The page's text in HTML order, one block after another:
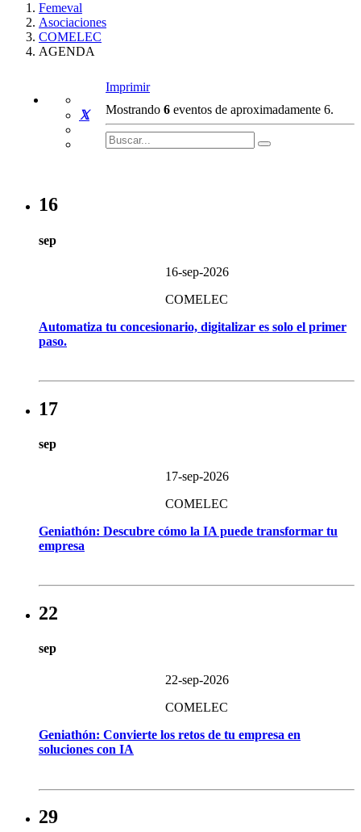
Femeval
Asociaciones
COMELEC
AGENDA
Imprimir
Mostrando 6 eventos de aproximadamente 6.
16
sep
16-sep-2026
COMELEC
Automatiza tu concesionario, digitalizar es solo el primer
paso.
17
sep
17-sep-2026
COMELEC
Geniathón: Descubre cómo la IA puede transformar tu
empresa
22
sep
22-sep-2026
COMELEC
Geniathón: Convierte los retos de tu empresa en
soluciones con IA
29